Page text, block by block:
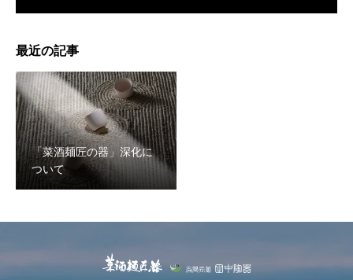
最近の記事
「菜酒麺匠の器」深化に
ついて